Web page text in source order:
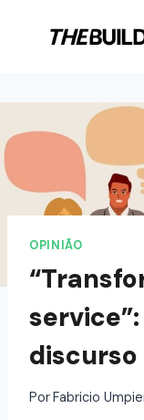
OPINIÃO
discurso
PorFabricio